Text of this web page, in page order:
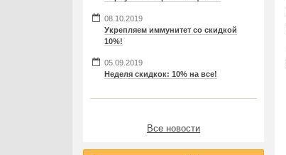
08.10.2019
Укрепляем иммунитет со скидкой
10%!
05.09.2019
Неделя скидкок: 10% на все!
Все новости